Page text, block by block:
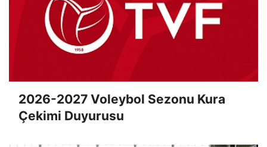
2026-2027 Voleybol Sezonu Kura
Çekimi Duyurusu